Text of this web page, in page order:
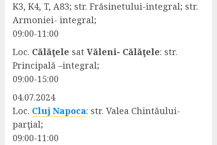
K3, K4, T, A83; str. Frăsinetului-integral; str.
Armoniei- integral;
09:00-11:00
Loc. Călăţele sat Văleni- Călăţele: str.
Principală –integral;
09:00-15:00
04.07.2024
Loc. Cluj Napoca: str. Valea Chintăului-
parţial;
09:00-11:00